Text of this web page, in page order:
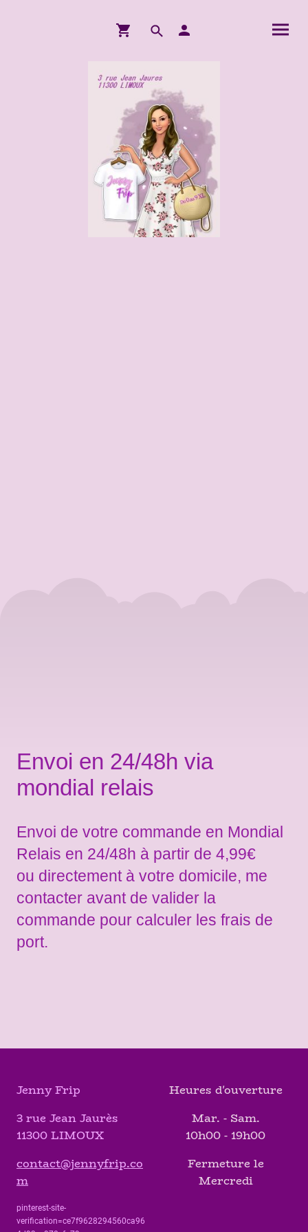
Envoi en 24/48h via
mondial relais
Envoi de votre commande en Mondial
Relais en 24/48h à partir de 4,99€
ou directement à votre domicile, me
contacter avant de valider la
commande pour calculer les frais de
port.
Jenny Frip
3 rue Jean Jaurès
11300 LIMOUX
contact@jennyfrip.co
m
pinterest-site-
verification=ce7f9628294560ca96
Heures d'ouverture
Mar. - Sam.
10h00 - 19h00
Fermeture le
Mercredi